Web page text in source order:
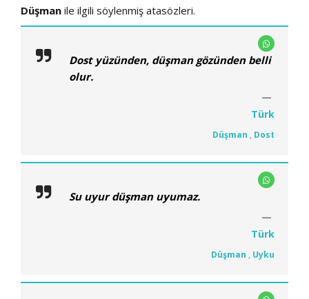
Düşman ile ilgili söylenmiş atasözleri.
Dost yüzünden, düşman gözünden belli
olur.
Türk
Düşman , Dost
Su uyur düşman uyumaz.
Türk
Düşman , Uyku